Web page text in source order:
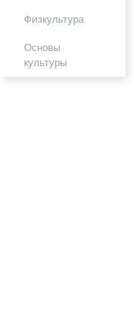
Физкультура
Основы
культуры